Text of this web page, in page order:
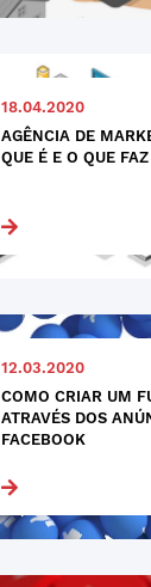
18.04.2020
AGÊNCIA DE
QUE É E O QUE FAZ
12.03.2020
COMO CRIAR UM
ATRAVÉS DOS
FACEBOOK